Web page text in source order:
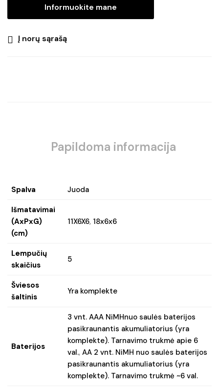
Informuokite mane
Į norų sąrašą
Papildoma informacija
Spalva Juoda
Išmatavimai
(AxPxG)
(cm)
11X6X6, 18x6x6
Lempučių
skaičius
5
Šviesos
šaltinis
Yra komplekte
Baterijos
3 vnt. AAA NiMHnuo saulės baterijos
pasikraunantis akumuliatorius (yra
komplekte). Tarnavimo trukmė apie 6
val., AA 2 vnt. NiMH nuo saulės baterijos
pasikraunantis akumuliatorius (yra
komplekte). Tarnavimo trukmė ~6 val.